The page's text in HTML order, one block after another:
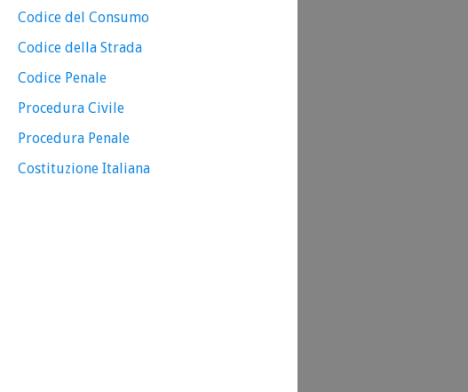
Codice del Consumo
Codice della Strada
Codice Penale
Procedura Civile
Procedura Penale
Costituzione Italiana